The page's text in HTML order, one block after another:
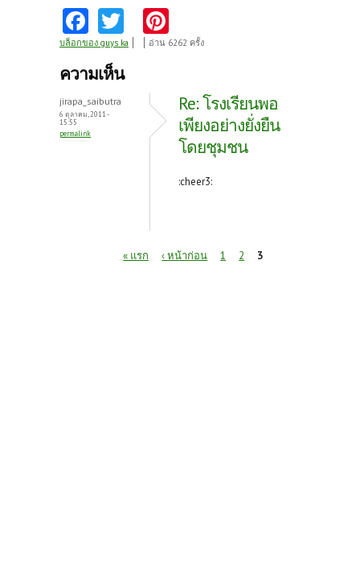
Fa
ce
b
o
o
k
w
itt
nt
es
บล็อกของ guys ka อ่าน 6262 ครั้ง
ความเห็น
jirapa_saibutra
6 ตุลาคม, 2011 -
15:55
permalink
Re: โรงเรียนพอ
เพียงอย่างยั่งยืน
โดยชุมชน
:cheer3:
« แรก ‹ หน้าก่อน 1 2 3